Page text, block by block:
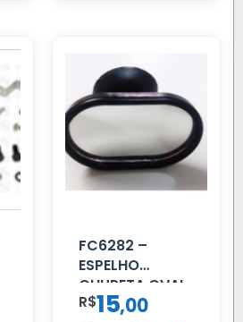
FC6282 –
ESPELHO
CHUPETA OVAL
R$15,00